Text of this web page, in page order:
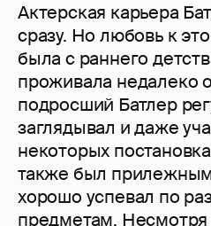
Актерская карьера
сразу. Но любовь к
была с раннего
проживала недалеко
подросший Батлер
заглядывал и даже
некоторых
также был
хорошо успевал по
предметам.